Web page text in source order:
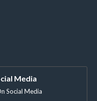
Media
Social Media